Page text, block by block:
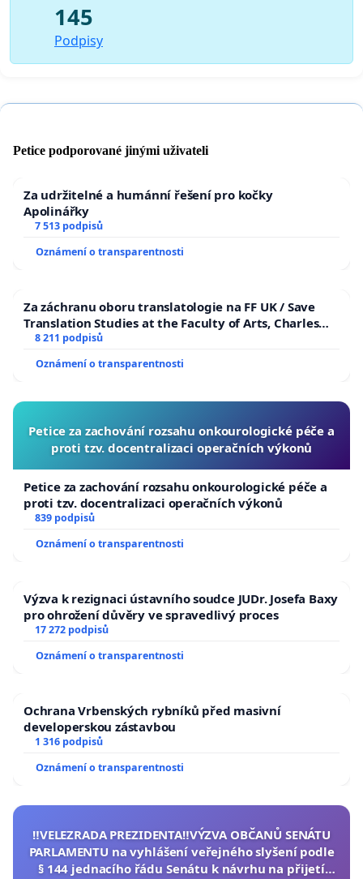
145
Podpisy
Petice podporované jinými uživateli
Za udržitelné a humánní řešení pro kočky
Apolinářky
7 513 podpisů
Oznámení o transparentnosti
Za záchranu oboru translatologie na FF UK / Save
Translation Studies at the Faculty of Arts, Charles
University
8 211 podpisů
Oznámení o transparentnosti
Petice za zachování rozsahu onkourologické péče a
proti tzv. docentralizaci operačních výkonů
Petice za zachování rozsahu onkourologické péče a
proti tzv. docentralizaci operačních výkonů
839 podpisů
Oznámení o transparentnosti
Výzva k rezignaci ústavního soudce JUDr. Josefa Baxy
pro ohrožení důvěry ve spravedlivý proces
17 272 podpisů
Oznámení o transparentnosti
Ochrana Vrbenských rybníků před masivní
developerskou zástavbou
1 316 podpisů
Oznámení o transparentnosti
‼️VELEZRADA PREZIDENTA‼️VÝZVA OBČANŮ SENÁTU
PARLAMENTU na vyhlášení veřejného slyšení podle
§ 144 jednacího řádu Senátu k návrhu na přijetí